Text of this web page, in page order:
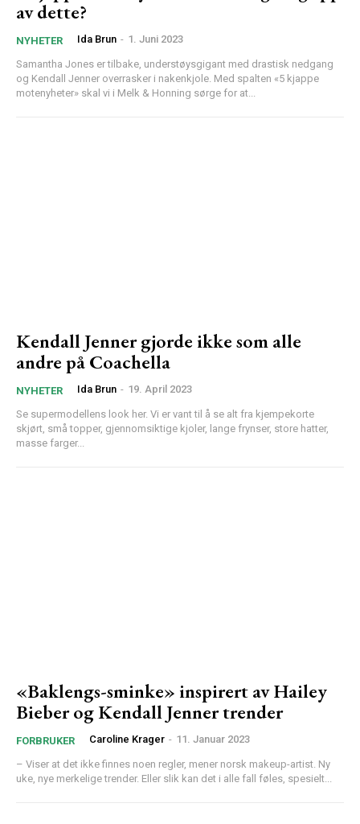
av dette?
NYHETER Ida Brun - 1. Juni 2023
Samantha Jones er tilbake, understøysgigant med drastisk nedgang
og Kendall Jenner overrasker i nakenkjole. Med spalten «5 kjappe
motenyheter» skal vi i Melk & Honning sørge for at...
Kendall Jenner gjorde ikke som alle
andre på Coachella
NYHETER Ida Brun - 19. April 2023
Se supermodellens look her. Vi er vant til å se alt fra kjempekorte
skjørt, små topper, gjennomsiktige kjoler, lange frynser, store hatter,
masse farger...
«Baklengs-sminke» inspirert av Hailey
Bieber og Kendall Jenner trender
FORBRUKER Caroline Krager - 11. Januar 2023
– Viser at det ikke finnes noen regler, mener norsk makeup-artist. Ny
uke, nye merkelige trender. Eller slik kan det i alle fall føles, spesielt...